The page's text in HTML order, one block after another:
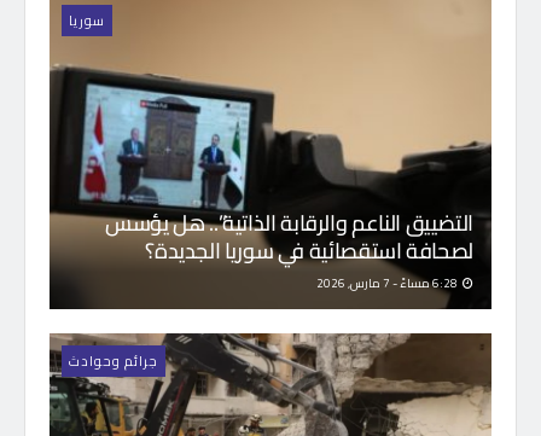
سوريا
التضييق الناعم والرقابة الذاتية”.. هل يؤسس
لصحافة استقصائية في سوريا الجديدة؟
جرائم وحوادث